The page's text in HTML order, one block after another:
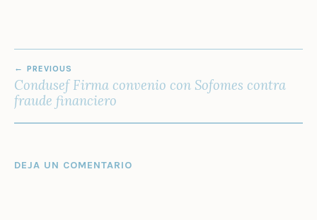
DE
ENTRADAS
PREVIOUS
Condusef Firma convenio con Sofomes contra
fraude financiero
DEJA UN COMENTARIO